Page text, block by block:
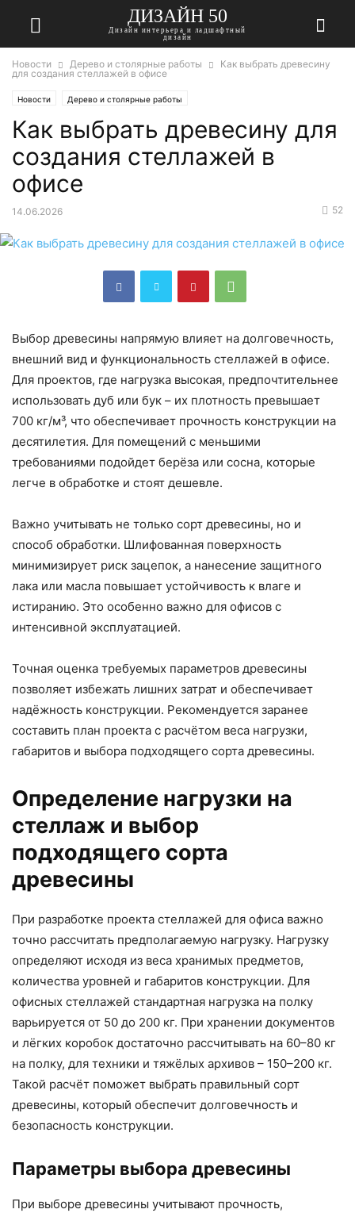
ДИЗАЙН 50
Дизайн интерьера и ладшафтный
дизайн
Новости Дерево и столярные работы
Как выбрать древесину
для создания стеллажей в офисе
Новости Дерево и столярные работы
Как выбрать древесину для
создания стеллажей в
офисе
14.06.2026 52
Выбор древесины напрямую влияет на долговечность,
внешний вид и функциональность стеллажей в офисе.
Для проектов, где нагрузка высокая, предпочтительнее
использовать дуб или бук – их плотность превышает
700 кг/м³, что обеспечивает прочность конструкции на
десятилетия. Для помещений с меньшими
требованиями подойдет берёза или сосна, которые
легче в обработке и стоят дешевле.
Важно учитывать не только сорт древесины, но и
способ обработки. Шлифованная поверхность
минимизирует риск зацепок, а нанесение защитного
лака или масла повышает устойчивость к влаге и
истиранию. Это особенно важно для офисов с
интенсивной эксплуатацией.
Точная оценка требуемых параметров древесины
позволяет избежать лишних затрат и обеспечивает
надёжность конструкции. Рекомендуется заранее
составить план проекта с расчётом веса нагрузки,
габаритов и выбора подходящего сорта древесины.
Определение нагрузки на
стеллаж и выбор
подходящего сорта
древесины
При разработке проекта стеллажей для офиса важно
точно рассчитать предполагаемую нагрузку. Нагрузку
определяют исходя из веса хранимых предметов,
количества уровней и габаритов конструкции. Для
офисных стеллажей стандартная нагрузка на полку
варьируется от 50 до 200 кг. При хранении документов
и лёгких коробок достаточно рассчитывать на 60–80 кг
на полку, для техники и тяжёлых архивов – 150–200 кг.
Такой расчёт поможет выбрать правильный сорт
древесины, который обеспечит долговечность и
безопасность конструкции.
Параметры выбора древесины
При выборе древесины учитывают прочность,